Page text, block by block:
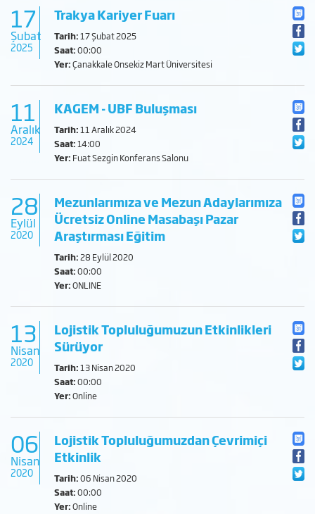
17
Şubat
2025
Trakya Kariyer Fuarı
Tarih:17 Şubat 2025
Saat:00:00
Yer:Çanakkale Onsekiz Mart Üniversitesi
11
Aralık
2024
KAGEM - UBF Buluşması
Tarih:11 Aralık 2024
Saat:14:00
Yer: Fuat Sezgin Konferans Salonu
28
Eylül
2020
Mezunlarımıza ve Mezun Adaylarımıza
Ücretsiz Online Masabaşı Pazar
Araştırması Eğitim
Tarih:28 Eylül 2020
Saat:00:00
Yer:ONLINE
13
Nisan
2020
Lojistik Topluluğumuzun Etkinlikleri
Sürüyor
Tarih:13 Nisan 2020
Saat:00:00
Yer:Online
06
Nisan
2020
Lojistik Topluluğumuzdan Çevrimiçi
Etkinlik
Tarih:06 Nisan 2020
Saat:00:00
Yer:Online